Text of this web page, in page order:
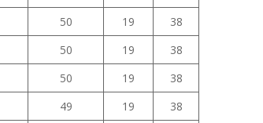
50 19
38
50 19
38
50 19
38
49 19
38